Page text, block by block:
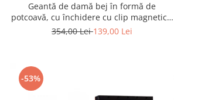
Geantă de damă bej în formă de
potcoavă, cu închidere cu clip magnetic -
Peterson PTR-PTN PIWONIA BEIGE
354,00 Lei139,00 Lei
-53%